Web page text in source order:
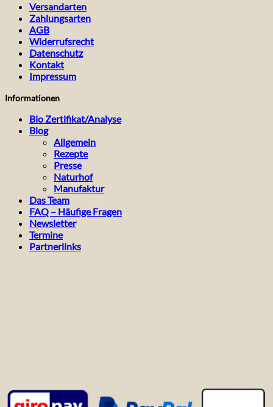
Versandarten
Zahlungsarten
AGB
Widerrufsrecht
Datenschutz
Kontakt
Impressum
Informationen
Bio Zertifikat/Analyse
Blog
Allgemein
Rezepte
Presse
Naturhof
Manufaktur
Das Team
FAQ – Häufige Fragen
Newsletter
Termine
Partnerlinks